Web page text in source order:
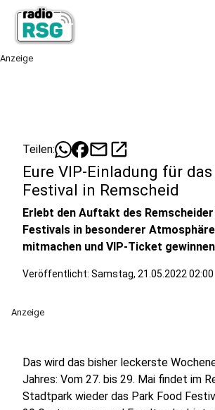
Anzeige
Teilen: mailopen_in_new
Eure VIP-Einladung für
Festival in Remscheid
Erlebt den Auftakt des
Festivals in besonderer
mitmachen und VIP-Ticket
Veröffentlicht: Samstag, 21.05.2022 02:00
Anzeige
Das wird das bisher leckerste
Jahres: Vom 27. bis 29. Mai findet im
Stadtpark wieder das Park Food